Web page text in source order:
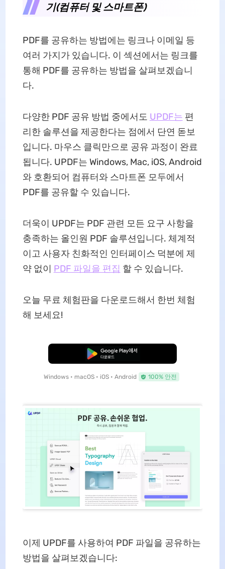
기(컴퓨터 및 스마트폰)
PDF를 공유하는 방법에는 링크나 이메일 등
여러 가지가 있습니다. 이 섹션에서는 링크를
통해 PDF를 공유하는 방법을 살펴보겠습니
다.
다양한 PDF 공유 방법 중에서도 UPDF는 편
리한 솔루션을 제공한다는 점에서 단연 돋보
입니다. 마우스 클릭만으로 공유 과정이 완료
됩니다. UPDF는 Windows, Mac, iOS, Android
와 호환되어 컴퓨터와 스마트폰 모두에서
PDF를 공유할 수 있습니다.
더욱이 UPDF는 PDF 관련 모든 요구 사항을
충족하는 올인원 PDF 솔루션입니다. 체계적
이고 사용자 친화적인 인터페이스 덕분에 제
약 없이 PDF 파일을 편집 할 수 있습니다.
오늘 무료 체험판을 다운로드해서 한번 체험
해 보세요!
무료로 다운로드
Windows • macOS • iOS • Android 100% 안전
이제 UPDF를 사용하여 PDF 파일을 공유하는
방법을 살펴보겠습니다: